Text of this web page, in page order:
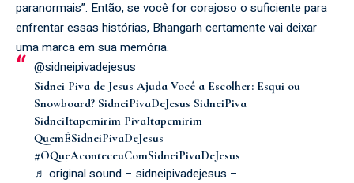
paranormais”. Então, se você for corajoso o suficiente para
enfrentar essas histórias, Bhangarh certamente vai deixar
uma marca em sua memória.
@sidneipivadejesus
Sidnei Piva de Jesus Ajuda Você a Escolher: Esqui ou
Snowboard? SidneiPivaDeJesus SidneiPiva
SidneiItapemirim PivaItapemirim
QuemÉSidneiPivaDeJesus
#OQueAconteceuComSidneiPivaDeJesus
♬ original sound – sidneipivadejesus –